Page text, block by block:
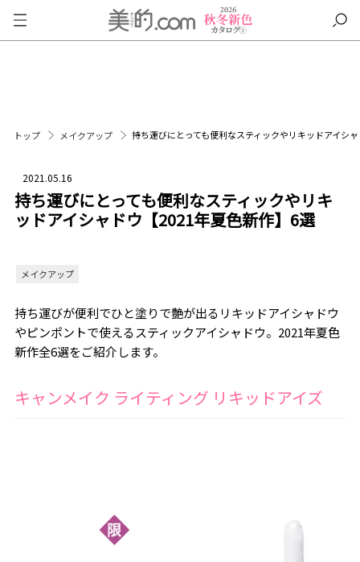
トップ メイクアップ 持ち運びにとっても便利なスティックやリキッドアイシ
2021.05.16
持ち運びにとっても便利なスティックやリキ
ッドアイシャドウ【2021年夏色新作】6選
メイクアップ
持ち運びが便利でひと塗りで艶が出るリキッドアイシャドウ
やピンポントで使えるスティックアイシャドウ。2021年夏色
新作全6選をご紹介します。
キャンメイク ライティング リキッドアイズ